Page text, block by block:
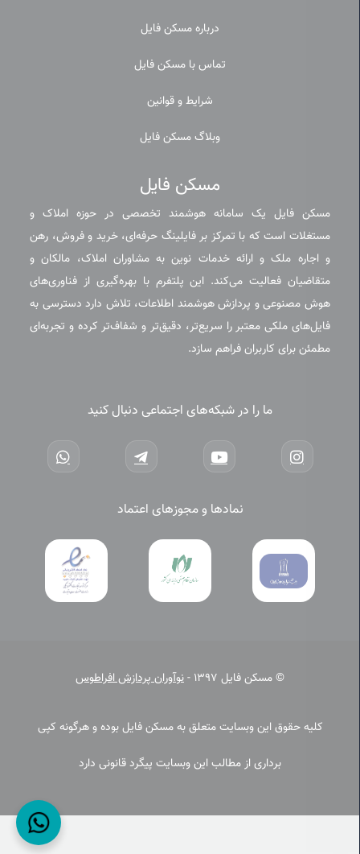
درباره مسکن فایل
تماس با مسکن فایل
شرایط و قوانین
وبلاگ مسکن فایل
مسکن فایل
مسکن فایل یک سامانه هوشمند تخصصی در حوزه املاک و
مستغلات است که با تمرکز بر فایلینگ حرفه‌ای، خرید و فروش، رهن
و اجاره ملک و ارائه خدمات نوین به مشاوران املاک، مالکان و
متقاضیان فعالیت می‌کند. این پلتفرم با بهره‌گیری از فناوری‌های
هوش مصنوعی و پردازش هوشمند اطلاعات، تلاش دارد دسترسی به
فایل‌های ملکی معتبر را سریع‌تر، دقیق‌تر و شفاف‌تر کرده و تجربه‌ای
مطمئن برای کاربران فراهم سازد.
ما را در شبکه‌های اجتماعی دنبال کنید
نمادها و مجوزهای اعتماد
© مسکن فایل 1397 - نوآوران پردازش افراطوس
کلیه حقوق این وبسایت متعلق به مسکن فایل بوده و هرگونه کپی
برداری از مطالب این وبسایت پیگرد قانونی دارد